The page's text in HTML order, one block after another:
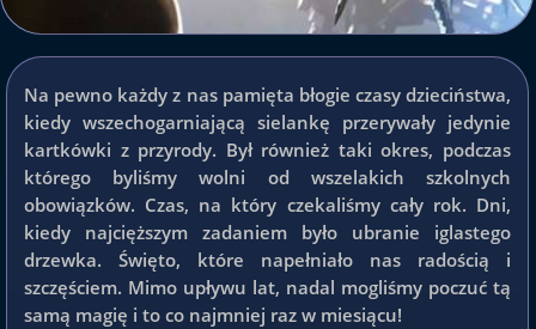
Na pewno każdy z nas pamięta błogie czasy dzieciństwa,
kiedy wszechogarniającą sielankę przerywały jedynie
kartkówki z przyrody. Był również taki okres, podczas
którego byliśmy wolni od wszelakich szkolnych
obowiązków. Czas, na który czekaliśmy cały rok. Dni,
kiedy najcięższym zadaniem było ubranie iglastego
drzewka. Święto, które napełniało nas radością i
szczęściem. Mimo upływu lat, nadal mogliśmy poczuć tą
samą magię i to co najmniej raz w miesiącu!